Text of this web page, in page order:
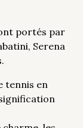
portés par
Serena
tennis en